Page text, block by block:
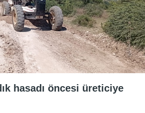
hasadı öncesi üreticiye